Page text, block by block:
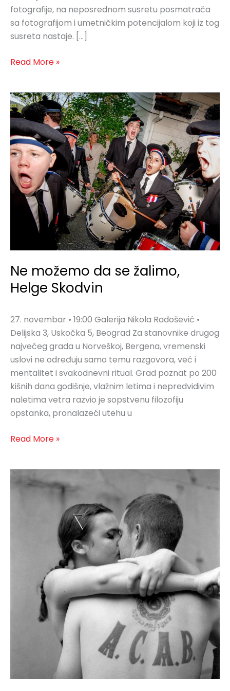
fotografije, na neposrednom susretu posmatrača
sa fotografijom i umetničkim potencijalom koji iz tog
susreta nastaje. […]
Read More »
Ne možemo da se žalimo,
Helge Skodvin
27. novembar • 19:00 Galerija Nikola Radošević •
Delijska 3, Uskočka 5, Beograd Za stanovnike drugog
najvećeg grada u Norveškoj, Bergena, vremenski
uslovi ne određuju samo temu razgovora, već i
mentalitet i svakodnevni ritual. Grad poznat po 200
kišnih dana godišnje, vlažnim letima i nepredvidivim
naletima vetra razvio je sopstvenu filozofiju
opstanka, pronalazeći utehu u
Ne
možemo
da
se
žalimo,
Helge
Skodvin
Read More »
Next
of